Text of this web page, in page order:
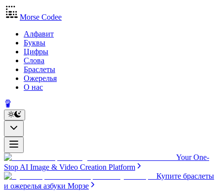
Morse Codee
Алфавит
Буквы
Цифры
Слова
Браслеты
Ожерелья
О нас
Your One-
Stop AI Image & Video Creation Platform
Купите браслеты
и ожерелья азбуки Морзе